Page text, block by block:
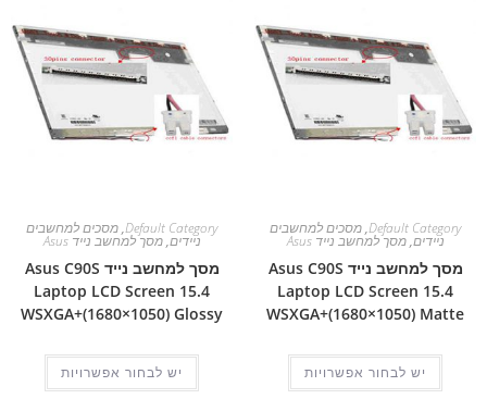
Default Category
,מסכים למחשבים
ניידים,מסך למחשב נייד Asus
מסך למחשב נייד Asus C90S
Laptop LCD Screen 15.4
WSXGA+(1680×1050) Matte
יש לבחור אפשרויות
Default Category
,מסכים למחשבים
ניידים,מסך למחשב נייד Asus
מסך למחשב נייד Asus C90S
Laptop LCD Screen 15.4
WSXGA+(1680×1050) Glossy
יש לבחור אפשרויות